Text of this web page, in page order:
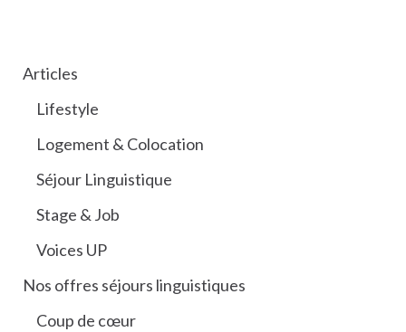
Articles
Lifestyle
Logement & Colocation
Séjour Linguistique
Stage & Job
Voices UP
Nos offres séjours linguistiques
Coup de cœur